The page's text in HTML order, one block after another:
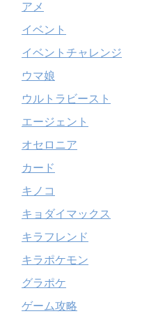
アメ
イベント
イベントチャレンジ
ウマ娘
ウルトラビースト
エージェント
オセロニア
カード
キノコ
キョダイマックス
キラフレンド
キラポケモン
グラポケ
ゲーム攻略